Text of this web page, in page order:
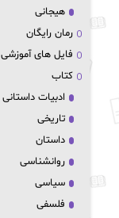
هیجانی
رمان رایگان
فایل های آموزشی
کتاب
ادبیات داستانی
تاریخی
داستان
روانشناسی
سیاسی
فلسفی